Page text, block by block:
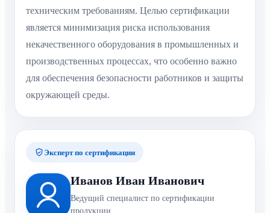
техническим требованиям. Целью сертификации
является минимизация риска использования
некачественного оборудования в промышленных и
производственных процессах, что особенно важно
для обеспечения безопасности работников и защиты
окружающей среды.
Эксперт по сертификации
Иванов Иван Иванович
Ведущий специалист по сертификации
продукции